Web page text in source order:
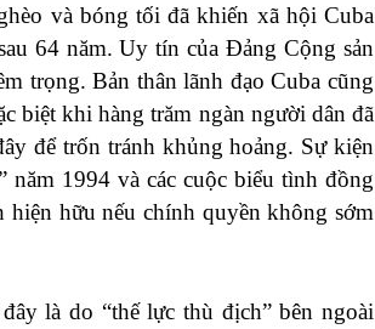
và bóng tối đã khiến xã hội Cuba
64 năm. Uy tín của Đảng Cộng sản
trọng. Bản thân lãnh đạo Cuba cũng
biệt khi hàng trăm ngàn người dân đã
để trốn tránh khủng hoảng. Sự kiện
năm 1994 và các cuộc biểu tình đồng
hữu nếu chính quyền không sớm
là do “thế lực thù địch” bên ngoài